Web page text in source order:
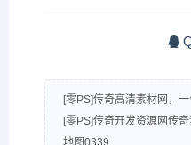
[零PS]传奇高清素材网，
[零PS]传奇开发资源网传